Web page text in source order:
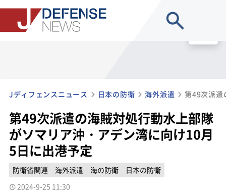
Jディフェンスニュース 日本の防衛 海外派遣
第49次派遣の海賊対処行動水上部隊
がソマリア沖・アデン湾に向け10月
5日に出港予定
防衛省関連 海外派遣 海の防衛
日本の防衛
2024-9-25 11:30